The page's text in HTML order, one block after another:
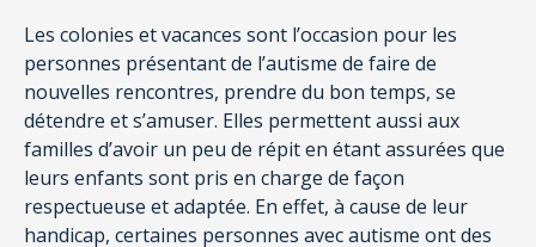
Les colonies et vacances sont l’occasion pour les
personnes présentant de l’autisme de faire de
nouvelles rencontres, prendre du bon temps, se
détendre et s’amuser. Elles permettent aussi aux
familles d’avoir un peu de répit en étant assurées que
leurs enfants sont pris en charge de façon
respectueuse et adaptée. En effet, à cause de leur
handicap, certaines personnes avec autisme ont des